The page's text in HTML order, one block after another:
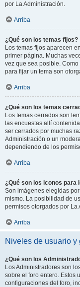
por La Administración.
Arriba
¿Qué son los temas fijos?
Los temas fijos aparecen
primer página. Muchas
vez que sea posible.
para fijar un tema son
Arriba
¿Qué son los temas
Los temas cerrados son
las encuestas allí
ser cerrados por muchas
Administración o un
dependiendo de los
Arriba
¿Qué son los iconos para
Son imágenes elegidas
mismo. La posibilidad de
permisos otorgados por La
Arriba
Niveles de usuario y
¿Qué son los
Los Administradores son
sobre el foro entero. Estos
configuraciones del foro,